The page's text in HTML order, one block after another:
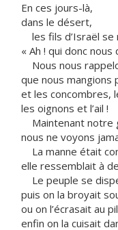
En ces jours-là,
dans le désert,
les fils d’Israël se
« Ah ! qui donc
Nous nous
que nous mangions
et les concombres,
les oignons et l’ail !
Maintenant notre
nous ne voyons
La manne était
elle ressemblait à
Le peuple se
puis on la broyait
ou on l’écrasait au
enfin on la cuisait